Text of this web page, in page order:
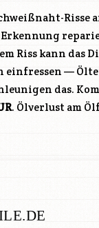
Risse
Riss kann das
einfressen —
das.
. Ölverlust am